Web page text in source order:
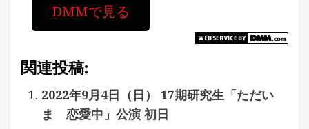
DMMで見る
関連投稿:
2022年9月4日（日） 17期研究生「ただい
ま 恋愛中」公演 初日